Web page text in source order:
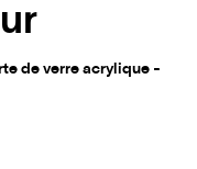
de verre acrylique -